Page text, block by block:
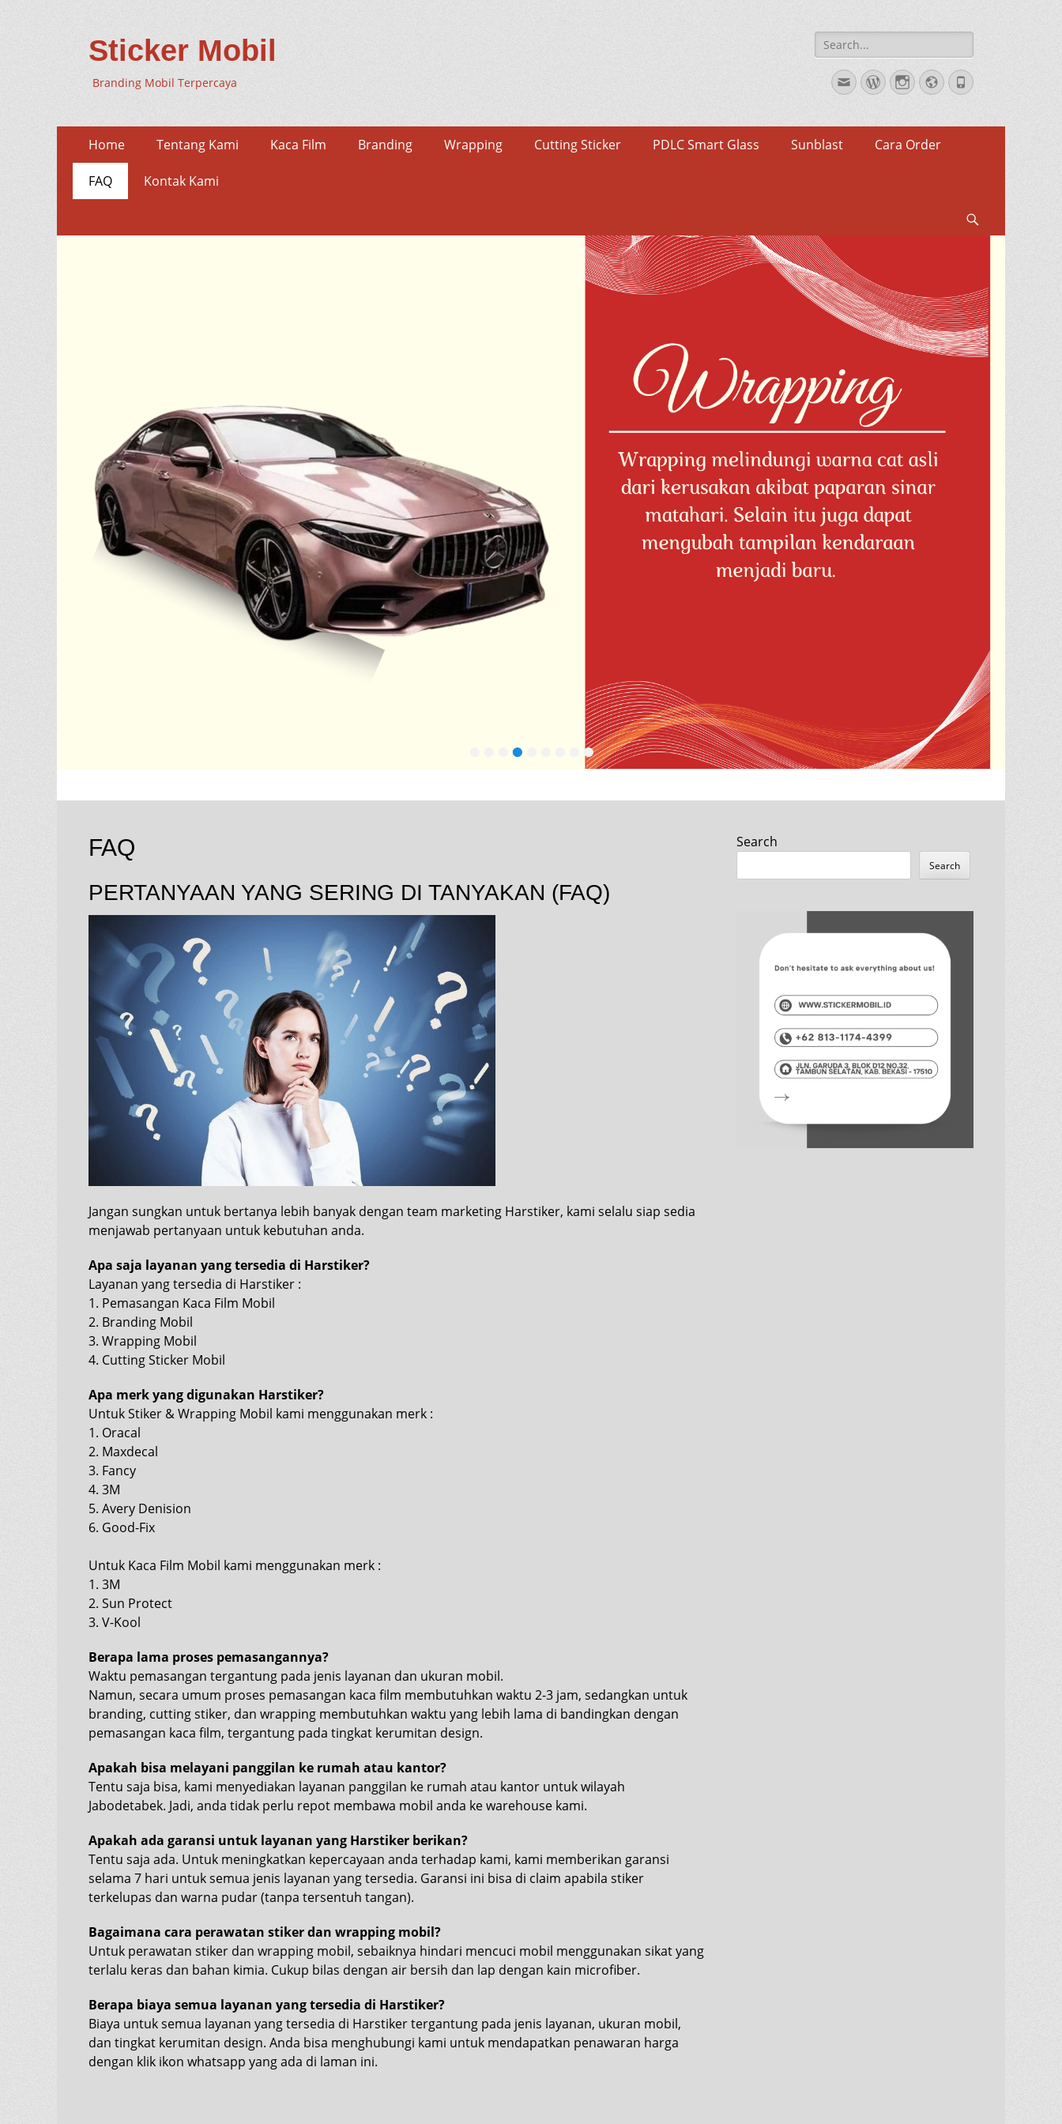
Sticker Mobil
Branding Mobil Terpercaya
Search
for:
EmailWordPress
Instagram
WebsitePhone
Primary
Menu
content
Home Tentang Kami Kaca Film Branding Wrapping Cutting Sticker PDLC Smart Glass Sunblast Cara Order
FAQ Kontak Kami
• •
FAQ
PERTANYAAN YANG SERING DI TANYAKAN (FAQ)
Jangan sungkan untuk bertanya lebih banyak dengan team marketing Harstiker, kami selalu siap sedia
menjawab pertanyaan untuk kebutuhan anda.
Apa saja layanan yang tersedia di Harstiker?
Layanan yang tersedia di Harstiker :
1. Pemasangan Kaca Film Mobil
2. Branding Mobil
3. Wrapping Mobil
4. Cutting Sticker Mobil
Apa merk yang digunakan Harstiker?
UntukStiker & Wrapping Mobil kami menggunakan merk :
1. Oracal
2. Maxdecal
3. Fancy
4. 3M
5. Avery Denision
6. Good-Fix
Untuk Kaca Film Mobil kami menggunakan merk :
1. 3M
2. Sun Protect
3. V-Kool
Berapa lama proses pemasangannya?
Waktu pemasangan tergantung pada jenis layanan dan ukuran mobil.
Namun, secara umum proses pemasangan kaca film membutuhkan waktu 2-3 jam, sedangkan untuk
branding, cutting stiker, dan wrapping membutuhkan waktu yang lebih lama di bandingkan dengan
pemasangan kaca film, tergantung pada tingkat kerumitan design.
Apakah bisa melayani panggilan ke rumah atau kantor?
Tentu saja bisa, kami menyediakan layanan panggilan ke rumah atau kantor untuk wilayah
Jabodetabek. Jadi, anda tidak perlu repot membawa mobil anda ke warehouse kami.
Apakah ada garansi untuk layanan yang Harstiker berikan?
Tentu saja ada. Untuk meningkatkan kepercayaan anda terhadap kami, kami memberikan garansi
selama 7 hari untuk semua jenis layanan yang tersedia. Garansi ini bisa di claim apabila stiker
terkelupas dan warna pudar (tanpa tersentuh tangan).
Bagaimana cara perawatan stiker dan wrapping mobil?
Untuk perawatan stiker dan wrapping mobil, sebaiknya hindari mencuci mobil menggunakan sikat yang
terlalu keras dan bahan kimia. Cukup bilas dengan air bersih dan lap dengan kain microfiber.
Berapa biaya semua layanan yang tersedia di Harstiker?
Biaya untuk semua layanan yang tersedia di Harstiker tergantung pada jenis layanan, ukuran mobil,
dan tingkat kerumitan design. Anda bisa menghubungi kami untuk mendapatkan penawaran harga
dengan klik ikon whatsapp yang ada di laman ini.
Search
Search